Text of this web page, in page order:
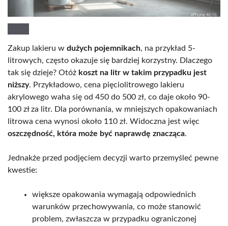
Zakup lakieru w dużych pojemnikach, na przykład 5-
litrowych, często okazuje się bardziej korzystny. Dlaczego
tak się dzieje? Otóż koszt na litr w takim przypadku jest
niższy. Przykładowo, cena pięciolitrowego lakieru
akrylowego waha się od 450 do 500 zł, co daje około 90-
100 zł za litr. Dla porównania, w mniejszych opakowaniach
litrowa cena wynosi około 110 zł. Widoczna jest więc
oszczędność, która może być naprawdę znacząca.
Jednakże przed podjęciem decyzji warto przemyśleć pewne
kwestie:
większe opakowania wymagają odpowiednich
warunków przechowywania, co może stanowić
problem, zwłaszcza w przypadku ograniczonej